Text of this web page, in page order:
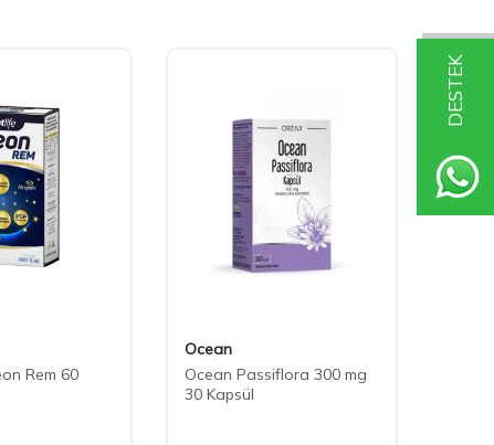
DESTEK
Rem 60
Ocean
Ocean Passiflora 300 mg
30 Kapsül